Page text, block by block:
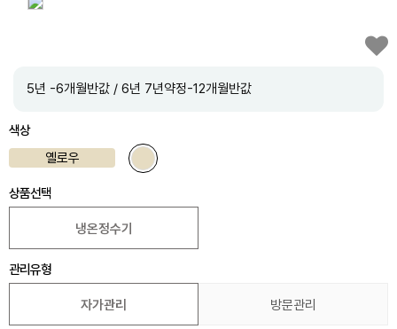
5년 -6개월반값 / 6년 7년약정-12개월반값
색상
옐로우
상품선택
냉온정수기
관리유형
자가관리 방문관리